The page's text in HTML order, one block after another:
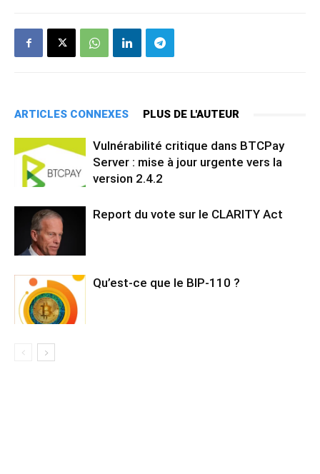
ARTICLES CONNEXES PLUS DE L'AUTEUR
Vulnérabilité critique dans BTCPay
Server : mise à jour urgente vers la
version 2.4.2
Report du vote sur le CLARITY Act
Qu’est-ce que le BIP-110 ?